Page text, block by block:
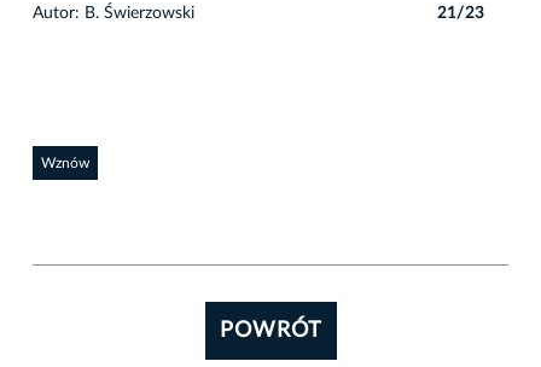
Autor: B. Świerzowski 21/23
Wznów
POWRÓT